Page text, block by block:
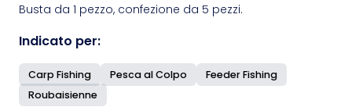
Busta da 1 pezzo, confezione da 5 pezzi.
Indicato per:
Carp Fishing Pesca al Colpo
Feeder Fishing
Roubaisienne